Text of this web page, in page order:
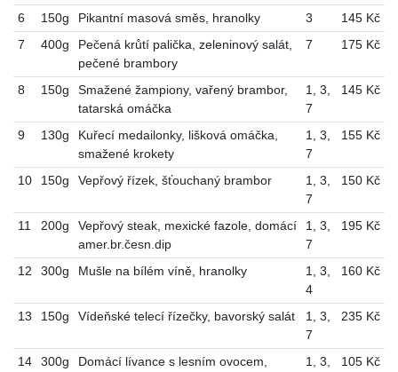
6 150g Pikantní masová směs, hranolky 3
145 Kč
7
400g
Pečená krůtí palička, zeleninový salát,
pečené brambory
7 175 Kč
8 150g
Smažené žampiony, vařený brambor,
tatarská omáčka
1, 3,
7
145 Kč
9 130g
Kuřecí medailonky, lišková omáčka,
smažené krokety
1, 3,
7
155 Kč
10 150g Vepřový řízek, šťouchaný brambor 1, 3,
7
150 Kč
11 200g
Vepřový steak, mexické fazole, domácí
amer.br.česn.dip
1, 3,
7
195 Kč
12 300g Mušle na bílém víně, hranolky 1, 3,
4
160 Kč
13 150g Vídeňské telecí řízečky, bavorský salát 1, 3,
7
235 Kč
14 300g
Domácí lívance s lesním ovocem,
1, 3,
105 Kč